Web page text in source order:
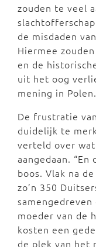
zouden te veel
de misdaden
Hiermee
en de
uit het oog
mening in Polen.
De frustratie
duidelijk te
verteld over
aangedaan.
boos. Vlak na
zo’n 350
moeder van de
kosten een
de plek van het